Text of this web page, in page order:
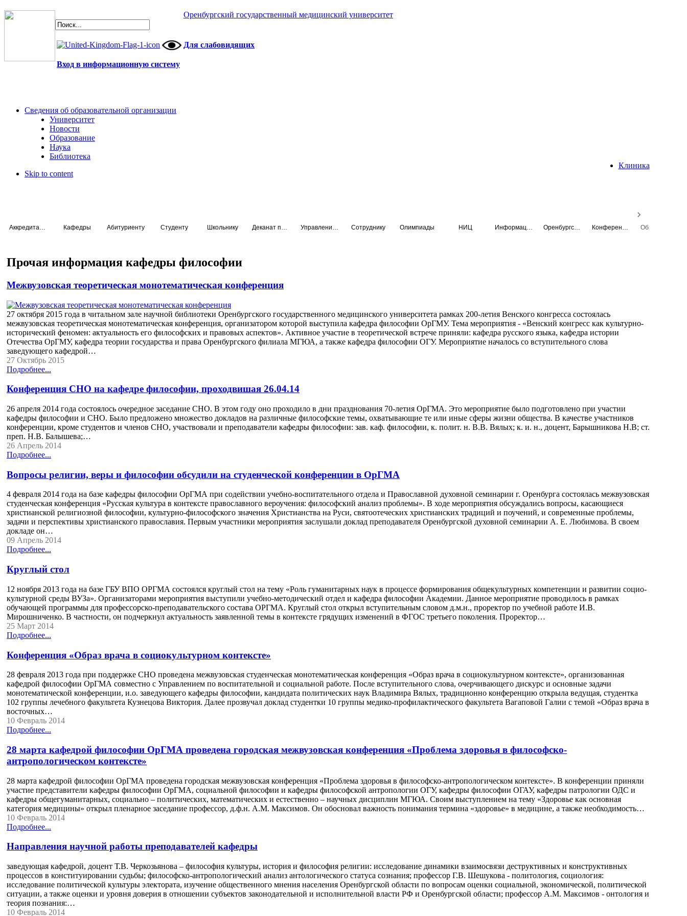
Оренбургский государственный медицинский университет
Для слабовидящих
Вход в информационную систему
Сведения об образовательной организации
Университет
Новости
Образование
Наука
Библиотека
Клиника
Skip to content
Кафедры Абитуриенту Студенту Школьнику Сотруднику Олимпиады НИЦ
Прочая информация кафедры философии
Межвузовская теоретическая монотематическая конференция
27 октября 2015 года в читальном зале научной библиотеки Оренбургского государственного медицинского университета рамках 200-летия Венского конгресса состоялась
межвузовская теоретическая монотематическая конференция, организатором которой выступила кафедра философии ОрГМУ. Тема мероприятия - «Венский конгресс как культурно-
исторический феномен: актуальность его философских и правовых аспектов». Активное участие в теоретической встрече приняли: кафедра русского языка, кафедра истории
Отечества ОрГМУ, кафедра теории государства и права Оренбургского филиала МГЮА, а также кафедра философии ОГУ. Мероприятие началось со вступительного слова
заведующего кафедрой…
27 Октябрь 2015
Подробнее...
Конференция СНО на кафедре философии, проходвишая 26.04.14
26 апреля 2014 года состоялось очередное заседание СНО. В этом году оно проходило в дни празднования 70-летия ОрГМА. Это мероприятие было подготовлено при участии
кафедры философии и СНО. Было предложено множество докладов на различные философские темы, охватывающие те или иные сферы жизни общества. В качестве участников
конференции, кроме студентов и членов СНО, участвовали и преподаватели кафедры философии: зав. каф. философии, к. полит. н. В.В. Вялых; к. и. н., доцент, Барышникова Н.В; ст.
преп. Н.В. Балышева;…
26 Апрель 2014
Подробнее...
Вопросы религии, веры и философии обсудили на студенческой конференции в ОрГМА
4 февраля 2014 года на базе кафедры философии ОрГМА при содействии учебно-воспитательного отдела и Православной духовной семинарии г. Оренбурга состоялась межвузовская
студенческая конференция «Русская культура в контексте православного вероучения: философский анализ проблемы». В ходе мероприятия обсуждались вопросы, касающиеся
христианской религиозной философии, культурно-философского значения Христианства на Руси, святоотеческих христианских традиций и поучений, и современные проблемы,
задачи и перспективы христианского православия. Первым участники мероприятия заслушали доклад преподавателя Оренбургской духовной семинарии А. Е. Любимова. В своем
докладе он…
09 Апрель 2014
Подробнее...
Круглый стол
12 ноября 2013 года на базе ГБУ ВПО ОРГМА состоялся круглый стол на тему «Роль гуманитарных наук в процессе формирования общекультурных компетенции и развитии социо-
культурной среды ВУЗа». Организаторами мероприятия выступили учебно-методический отдел и кафедра философии Академии. Данное мероприятие проводилось в рамках
обучающей программы для профессорско-преподавательского состава ОРГМА. Круглый стол открыл вступительным словом д.м.н., проректор по учебной работе И.В.
Мирошниченко. В частности, он подчеркнул актуальность заявленной темы в контексте грядущих изменений в ФГОС третьего поколения. Проректор…
25 Март 2014
Подробнее...
Конференция «Образ врача в социокультурном контексте»
28 февраля 2013 года при поддержке СНО проведена межвузовская студенческая монотематическая конференция «Образ врача в социокультурном контексте», организованная
кафедрой философии ОрГМА совместно с Управлением по воспитательной и социальной работе. После вступительного слова, очерчивающего дискурс и основные задачи
монотематической конференции, и.о. заведующего кафедры философии, кандидата политических наук Владимира Вялых, традиционно конференцию открыла ведущая, студентка
102 группы лечебного факультета Кузнецова Виктория. Далее прозвучал доклад студентки 10 группы медико-профилактического факультета Вагаповой Галии с темой «Образ врача в
восточных…
10 Февраль 2014
Подробнее...
28 марта кафедрой философии ОрГМА проведена городская межвузовская конференция «Проблема здоровья в философско-
антропологическом контексте»
28 марта кафедрой философии ОрГМА проведена городская межвузовская конференция «Проблема здоровья в философско-антропологическом контексте». В конференции приняли
участие представители кафедры философии ОрГМА, социальной философии и кафедры философской антропологии ОГУ, кафедры философии ОГАУ, кафедры патрологии ОДС и
кафедры общегуманитарных, социально – политических, математических и естественно – научных дисциплин МГЮА. Своим выступлением на тему «Здоровье как основная
категория медицины» открыл пленарное заседание профессор, д.ф.н. А.М. Максимов. Он обосновал важность понимания термина «здоровье» в медицине, а также необходимость…
10 Февраль 2014
Подробнее...
Направления научной работы преподавателей кафедры
заведующая кафедрой, доцент Т.В. Черкозьянова – философия культуры, история и философия религии: исследование динамики взаимосвязи деструктивных и конструктивных
процессов в конституировании судьбы; философско-антропологический анализ антологического статуса сознания; профессор Г.В. Шешукова - политология, социология:
исследование политической культуры электората, изучение общественного мнения населения Оренбургской области по вопросам оценки социальной, экономической, политической
ситуации, а также оценки и уровня доверия в отношении субъектов законодательной и исполнительной власти РФ и Оренбургской области; профессор А.М. Максимов - онтология и
теория познания:…
10 Февраль 2014